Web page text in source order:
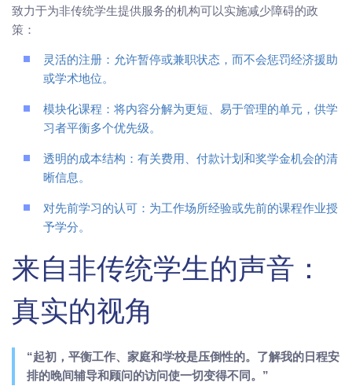
致力于为非传统学生提供服务的机构可以实施减少障碍的政
策：
灵活的注册：允许暂停或兼职状态，而不会惩罚经济援助
或学术地位。
模块化课程：将内容分解为更短、易于管理的单元，供学
习者平衡多个优先级。
透明的成本结构：有关费用、付款计划和奖学金机会的清
晰信息。
对先前学习的认可：为工作场所经验或先前的课程作业授
予学分。
来自非传统学生的声音：
真实的视角
“起初，平衡工作、家庭和学校是压倒性的。了解我的日程安
排的晚间辅导和顾问的访问使一切变得不同。”